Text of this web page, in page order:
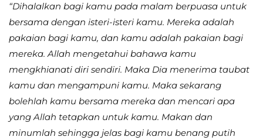
“Dihalalkan bagi kamu pada malam berpuasa untuk
bersama dengan isteri-isteri kamu. Mereka adalah
pakaian bagi kamu, dan kamu adalah pakaian bagi
mereka. Allah mengetahui bahawa kamu
mengkhianati diri sendiri. Maka Dia menerima taubat
kamu dan mengampuni kamu. Maka sekarang
bolehlah kamu bersama mereka dan mencari apa
yang Allah tetapkan untuk kamu. Makan dan
minumlah sehingga jelas bagi kamu benang putih